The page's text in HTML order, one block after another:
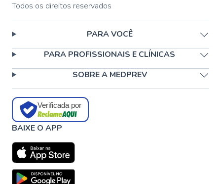
Todos os direitos reservados
PARA VOCÊ
PARA PROFISSIONAIS E CLÍNICAS
SOBRE A MEDPREV
Verificada por
BAIXE O APP